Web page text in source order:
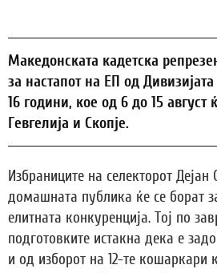
Македонската кадетска
за настапот на ЕП од
16 години, кое од 6 до 15 август
Гевгелија и Скопје.
Избраниците на селекторот Дејан
домашната публика ќе се борат
елитната конкуренција. Тој по
подготовките истакна дека е
и од изборот на 12-те кошаркари